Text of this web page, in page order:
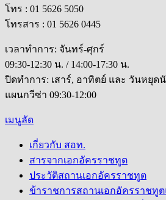
โทร : 01 5626 5050
โทรสาร : 01 5626 0445
เวลาทำการ: จันทร์-ศุกร์
09:30-12:30 น. / 14:00-17:30 น.
ปิดทำการ: เสาร์, อาทิตย์ และ วันหยุด
แผนกวีซ่า 09:30-12:00
เมนูลัด
เกี่ยวกับ สอท.
สารจากเอกอัครราชทูต
ประวัติสถานเอกอัครราชทูต
ข้าราชการสถานเอกอัครราชทู